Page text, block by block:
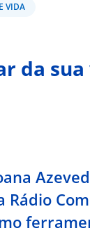
VIDA
da sua
Rádio